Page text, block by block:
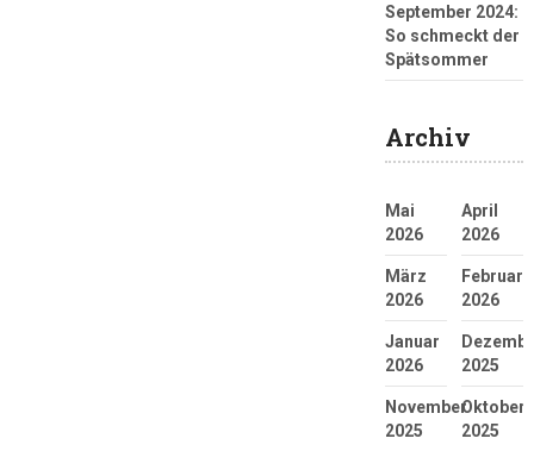
September 2024:
So schmeckt der
Spätsommer
Archiv
Mai
2026
April
2026
März
2026
Februar
2026
Januar
2026
2025
November
2025
Oktober
2025